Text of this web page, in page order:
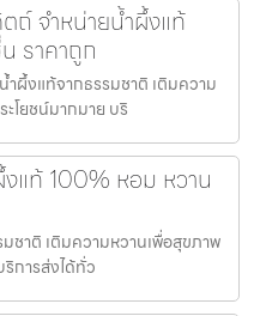
ถ์ จำหน่ายน้ำผึ้งแท้
ราคาถูก
ผึ้งแท้จากธรรมชาติ เติมความ
โยชน์มากมาย บริ
แท้ 100% หอม หวาน
ชาติ เติมความหวานเพื่อสุขภาพ
การส่งได้ทั่ว